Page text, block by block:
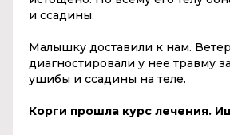
и ссадины.
Малышку доставили к нам.
диагностировали у нее травму
ушибы и ссадины на теле.
Корги прошла курс лечения.